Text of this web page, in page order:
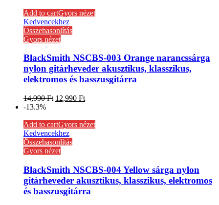
Add to cartGyors nézet
Kedvencekhez
Összehasonlítás
Gyors nézet
BlackSmith NSCBS-003 Orange narancssárga
nylon gitárheveder akusztikus, klasszikus,
elektromos és basszusgitárra
14,990Ft 12,990 Ft
-13.3%
Add to cartGyors nézet
Kedvencekhez
Összehasonlítás
Gyors nézet
BlackSmith NSCBS-004 Yellow sárga nylon
gitárheveder akusztikus, klasszikus, elektromos
és basszusgitárra